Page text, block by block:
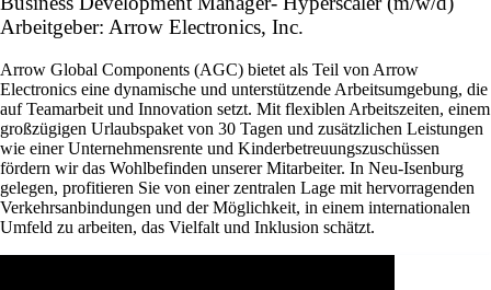
Arbeitgeber: Arrow Electronics, Inc.
Arrow Global Components (AGC) bietet als Teil von Arrow
Electronics eine dynamische und unterstützende Arbeitsumgebung, die
auf Teamarbeit und Innovation setzt. Mit flexiblen Arbeitszeiten, einem
großzügigen Urlaubspaket von 30 Tagen und zusätzlichen Leistungen
wie einer Unternehmensrente und Kinderbetreuungszuschüssen
fördern wir das Wohlbefinden unserer Mitarbeiter. In Neu-Isenburg
gelegen, profitieren Sie von einer zentralen Lage mit hervorragenden
Verkehrsanbindungen und der Möglichkeit, in einem internationalen
Umfeld zu arbeiten, das Vielfalt und Inklusion schätzt.